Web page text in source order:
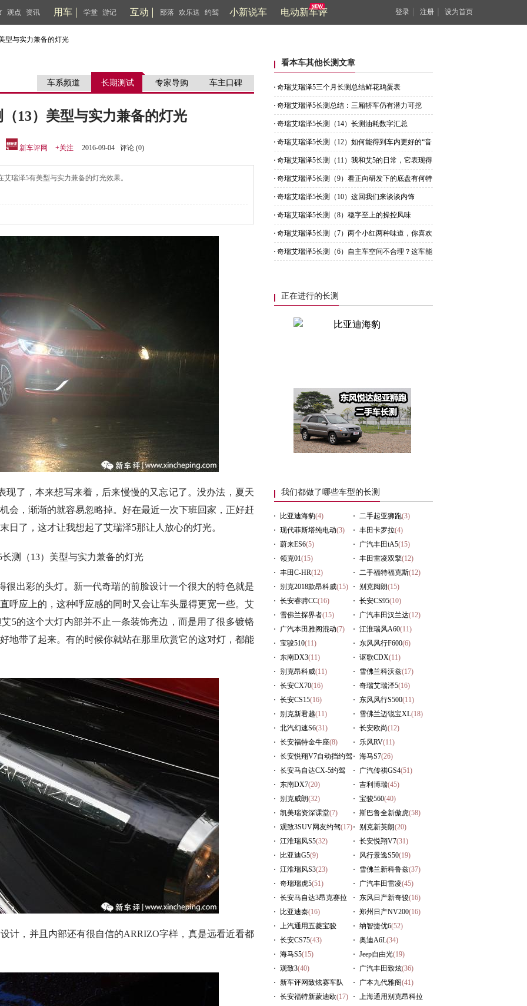
观点 资讯 用车 学堂 游记 互动 部落 欢乐送 约驾 小新说车 电动新车评 登录 注册 设为首页
型与实力兼备的灯光
车系频道 长期测试 专家导购 车主口碑
13）美型与实力兼备的灯光
新车评网 +关注 2016-09-04 评论 (0)
瑞泽5有美型与实力兼备的灯光效果。
现了，本来想写来着，后来慢慢的又忘记了。没办法，夏天
会，渐渐的就容易忽略掉。好在最近一次下班回家，正好赶
日了，这才让我想起了艾瑞泽5那让人放心的灯光。
很出彩的头灯。新一代奇瑞的前脸设计一个很大的特色就是
呼应上的，这种呼应感的同时又会让车头显得更宽一些。艾
5的这个大灯内部并不止一条装饰亮边，而是用了很多镀铬
地带了起来。有的时候你就站在那里欣赏它的这对灯，都能
计，并且内部还有很自信的ARRIZO字样，真是远看近看都
看本车其他长测文章
奇瑞艾瑞泽5三个月长测总结鲜花鸡蛋表
奇瑞艾瑞泽5长测总结：三厢轿车仍有潜力可挖
奇瑞艾瑞泽5长测（14）长测油耗数字汇总
奇瑞艾瑞泽5长测（12）如何能得到车内更好的“音
质”？
奇瑞艾瑞泽5长测（11）我和艾5的日常，它表现得
够贴心吗？
奇瑞艾瑞泽5长测（9）看正向研发下的底盘有何特
点
奇瑞艾瑞泽5长测（10）这回我们来谈谈内饰
奇瑞艾瑞泽5长测（8）稳字至上的操控风味
奇瑞艾瑞泽5长测（7）两个小红两种味道，你喜欢
哪一种？
奇瑞艾瑞泽5长测（6）自主车空间不合理？这车能
正在进行的长测
我们都做了哪些车型的长测
比亚迪海豹(4) 二手起亚狮跑(3)
现代菲斯塔纯电动(3) 丰田卡罗拉(4)
蔚来ES6(5) 广汽丰田iA5(15)
领克01(15) 丰田雷凌双擎(12)
丰田C-HR(12) 二手福特福克斯(12)
别克2018款昂科威(15) 别克阅朗(15)
长安睿骋CC(16) 长安CS95(10)
雪佛兰探界者(15) 广汽丰田汉兰达(12)
广汽本田雅阁混动(7) 江淮瑞风A60(11)
宝骏510(11) 东风风行F600(6)
东南DX3(11) 讴歌CDX(11)
别克昂科威(11) 雪佛兰科沃兹(17)
长安CX70(16) 奇瑞艾瑞泽5(16)
长安CS15(16) 东风风行S500(11)
别克新君越(11) 雪佛兰迈锐宝XL(18)
北汽幻速S6(31) 长安欧尚(12)
长安福特金牛座(8) 乐风RV(11)
长安悦翔V7自动挡约驾
(9)
海马S7(26)
长安马自达CX-5约驾
(10)
广汽传祺GS4(51)
东南DX7(20) 吉利博瑞(45)
别克威朗(32) 宝骏560(40)
凯美瑞资深课堂(7) 斯巴鲁全新傲虎(58)
观致3SUV网友约驾(17) 别克新英朗(20)
江淮瑞风S5(32) 长安悦翔V7(31)
比亚迪G5(9) 风行景逸S50(19)
江淮瑞风S3(23) 雪佛兰新科鲁兹(37)
奇瑞瑞虎5(51) 广汽丰田雷凌(45)
长安马自达3昂克赛拉
(29)
东风日产新奇骏(16)
比亚迪秦(16) 郑州日产NV200(16)
上汽通用五菱宝骏
730(57)
纳智捷优6(52)
长安CS75(43) 奥迪A6L(34)
海马S5(15) Jeep自由光(19)
观致3(40) 广汽丰田致炫(36)
新车评网致炫赛车队
(236)
广本九代雅阁(41)
长安福特新蒙迪欧(17)
上海通用别克昂科拉